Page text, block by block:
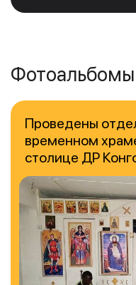
Фотоальбомы
Проведены
временном
столице ДР